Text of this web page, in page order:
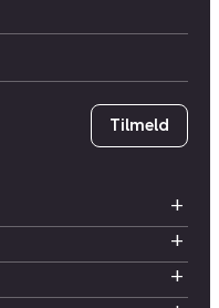
Tilmeld